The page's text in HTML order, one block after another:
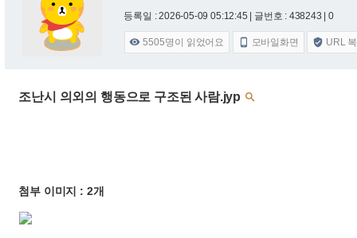
등록일 : 2026-05-09 05:12:45 | 글번호 : 438243 | 0
 5505명이 읽었어요  모바일화면  URL
조난시 의외의 행동으로 구조된 사람.jyp 
첨부 이미지 : 2개